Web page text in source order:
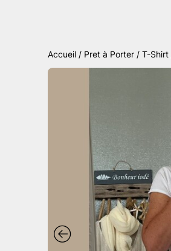
Accueil / Pret à Porter / T-Shirt